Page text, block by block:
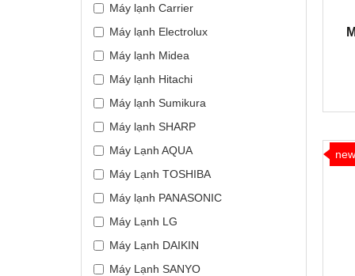
Máy lạnh Carrier
Máy lạnh Electrolux
Máy lạnh Midea
Máy lạnh Hitachi
Máy lạnh Sumikura
Máy lạnh SHARP
Máy Lạnh AQUA
Máy Lạnh TOSHIBA
Máy lạnh PANASONIC
Máy Lạnh LG
Máy Lạnh DAIKIN
Máy Lạnh SANYO
new